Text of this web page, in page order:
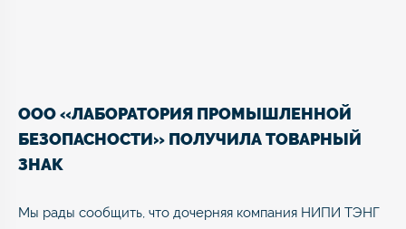
ООО «ЛАБОРАТОРИЯ ПРОМЫШЛЕННОЙ
БЕЗОПАСНОСТИ» ПОЛУЧИЛА ТОВАРНЫЙ
ЗНАК
Мы рады сообщить, что дочерняя компания НИПИ ТЭНГ